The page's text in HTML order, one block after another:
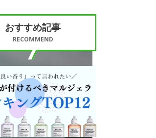
おすすめ記事
RECOMMEND